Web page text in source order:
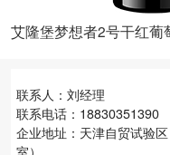
艾隆堡梦想者2号干红葡
联系人：刘经理
联系电话：18830351390
企业地址：天津自贸试验